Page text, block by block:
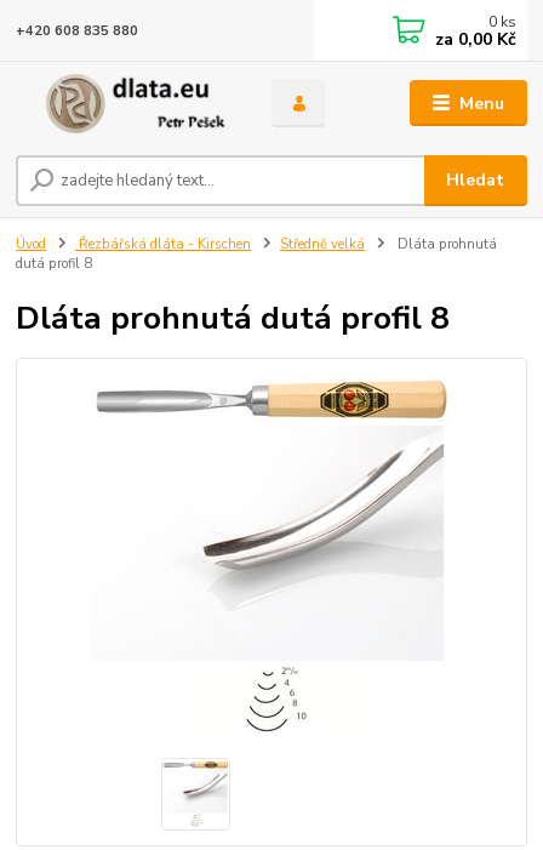
Menu
Hledat
+420 608 835 880 0 ks
za 0,00 Kč
Úvod Řezbářská dláta - Kirschen Středně velká
Dláta prohnutá
dutá profil 8
Dláta prohnutá dutá profil 8